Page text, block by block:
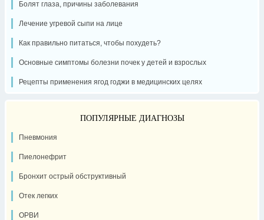
Болят глаза, причины заболевания
Лечение угревой сыпи на лице
Как правильно питаться, чтобы похудеть?
Основные симптомы болезни почек у детей и взрослых
Рецепты применения ягод годжи в медицинских целях
ПОПУЛЯРНЫЕ ДИАГНОЗЫ
Пневмония
Пиелонефрит
Бронхит острый обструктивный
Отек легких
ОРВИ